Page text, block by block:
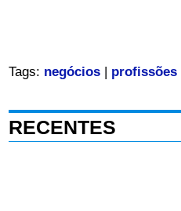
Tags: negócios| profissões
RECENTES